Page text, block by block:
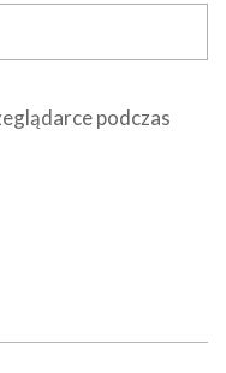
podczas